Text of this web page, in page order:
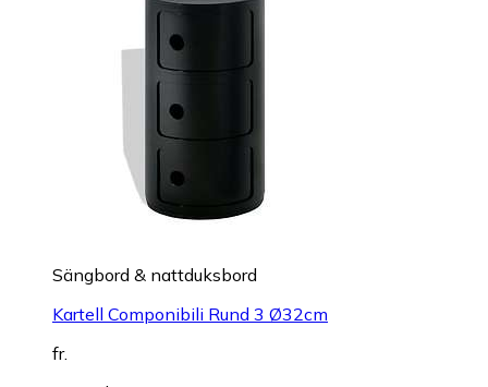
Sängbord & nattduksbord
Kartell Componibili Rund 3 Ø32cm
fr.